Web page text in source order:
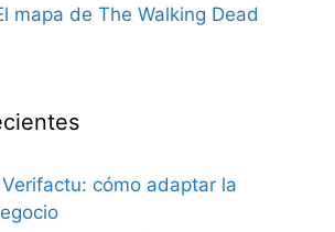
mapa de The Walking Dead
cómo adaptar la